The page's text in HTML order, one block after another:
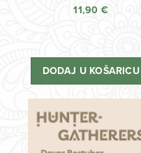
11,90 €
DODAJ U KOŠARICU